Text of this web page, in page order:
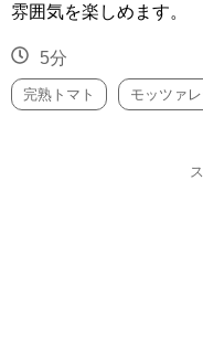
雰囲気を楽しめます。
5分
完熟トマト モッツァ